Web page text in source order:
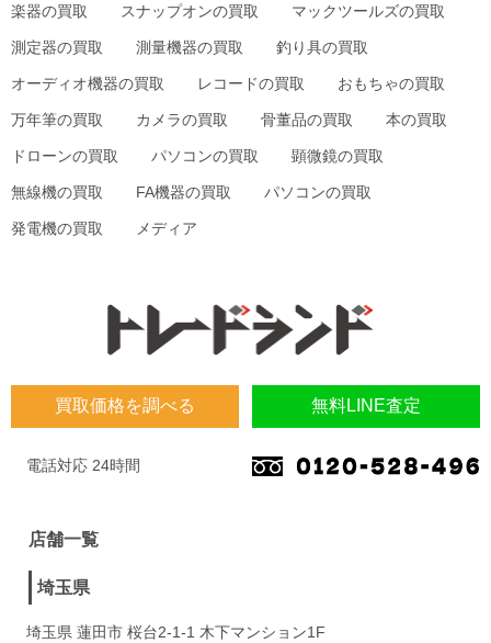
買取価格を調べる 無料LINE査定
電話対応 24時間
店舗一覧
埼玉県
埼玉県 蓮田市 桜台2-1-1 木下マンション1F
楽器の買取 スナップオンの買取 マックツールズの買取
測定器の買取 測量機器の買取 釣り具の買取
オーディオ機器の買取 レコードの買取 おもちゃの買取
万年筆の買取 カメラの買取 骨董品の買取 本の買取
ドローンの買取 パソコンの買取 顕微鏡の買取
無線機の買取 FA機器の買取 パソコンの買取
発電機の買取 メディア